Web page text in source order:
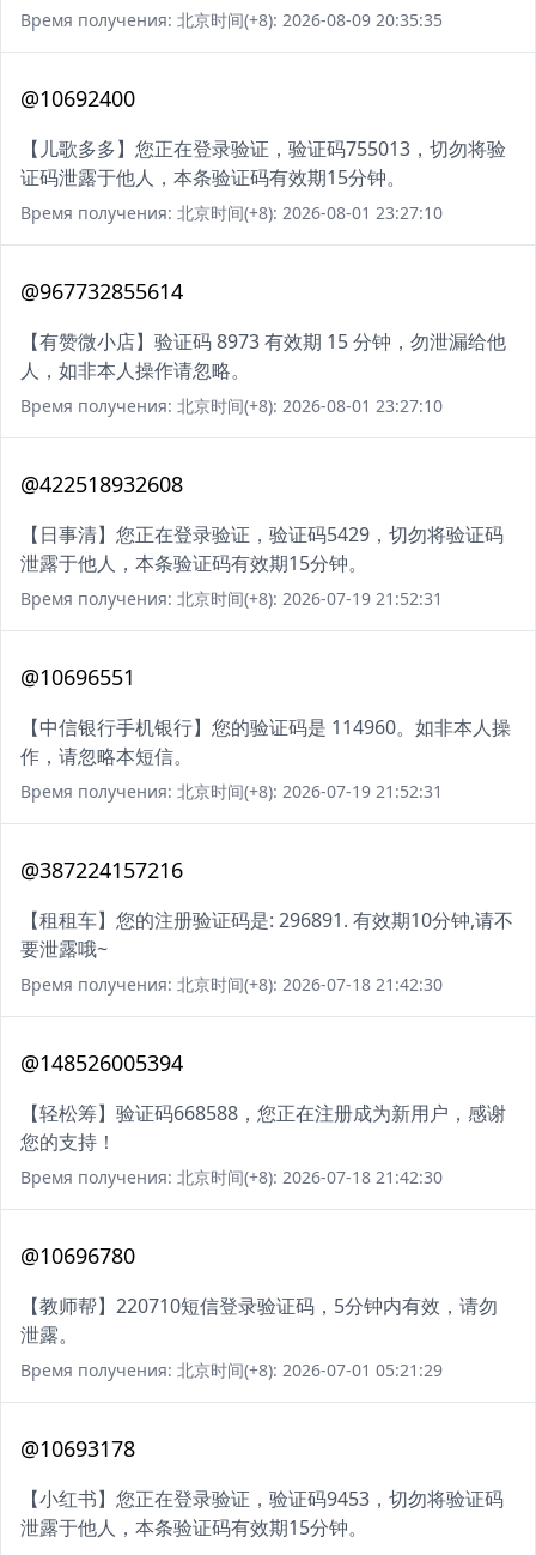
Время получения: 北京时间(+8): 2026-08-09 20:35:35
@10692400
【儿歌多多】您正在登录验证，验证码755013，切勿将验
证码泄露于他人，本条验证码有效期15分钟。
Время получения: 北京时间(+8): 2026-08-01 23:27:10
@967732855614
【有赞微小店】验证码 8973 有效期 15 分钟，勿泄漏给他
人，如非本人操作请忽略。
Время получения: 北京时间(+8): 2026-08-01 23:27:10
@422518932608
【日事清】您正在登录验证，验证码5429，切勿将验证码
泄露于他人，本条验证码有效期15分钟。
Время получения: 北京时间(+8): 2026-07-19 21:52:31
@10696551
【中信银行手机银行】您的验证码是 114960。如非本人操
作，请忽略本短信。
Время получения: 北京时间(+8): 2026-07-19 21:52:31
@387224157216
【租租车】您的注册验证码是: 296891. 有效期10分钟,请不
要泄露哦~
Время получения: 北京时间(+8): 2026-07-18 21:42:30
@148526005394
【轻松筹】验证码668588，您正在注册成为新用户，感谢
您的支持！
Время получения: 北京时间(+8): 2026-07-18 21:42:30
@10696780
【教师帮】220710短信登录验证码，5分钟内有效，请勿
泄露。
Время получения: 北京时间(+8): 2026-07-01 05:21:29
@10693178
【小红书】您正在登录验证，验证码9453，切勿将验证码
泄露于他人，本条验证码有效期15分钟。